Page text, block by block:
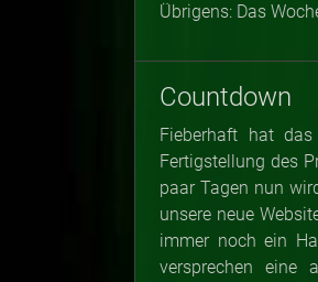
Übrigens: Das
Countdown
Fieberhaft hat
Fertigstellung des
paar Tagen nun
unsere neue
immer noch ein
versprechen eine